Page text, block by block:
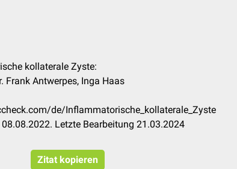
kollaterale Zyste:
Frank Antwerpes, Inga Haas
de/Inflammatorische_kollaterale_Zyste
Letzte Bearbeitung 21.03.2024
Zitat kopieren